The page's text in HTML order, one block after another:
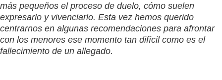
más pequeños el proceso de duelo, cómo suelen
expresarlo y vivenciarlo. Esta vez hemos querido
centrarnos en algunas recomendaciones para afrontar
con los menores ese momento tan difícil como es el
fallecimiento de un allegado.